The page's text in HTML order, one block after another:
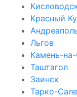
Красный
Льгов
Камень-
Таштагол
Заинск
Тарко-Сале